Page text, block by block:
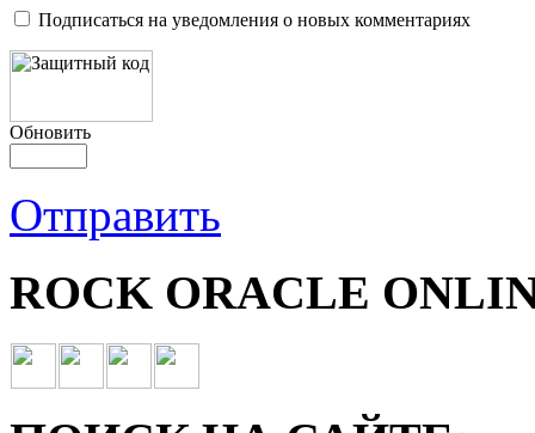
Подписаться на уведомления о новых комментариях
Обновить
Отправить
ROCK ORACLE